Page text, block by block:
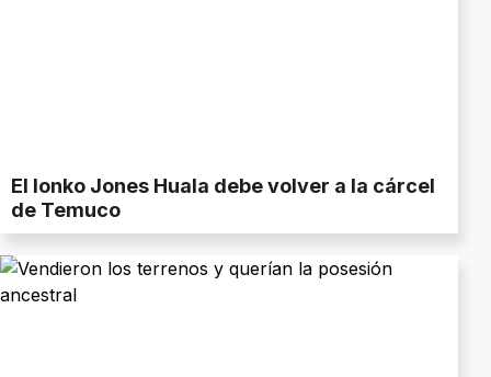
El lonko Jones Huala debe volver a la cárcel
de Temuco